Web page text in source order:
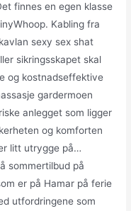
finnes en egen klasse
Kabling fra
sexy sex shat
sikringsskapet skal
og kostnadseffektive
gardermoen
anlegget som ligger
og komforten
litt utrygge på…
sommertilbud på
er på Hamar på ferie
utfordringene som